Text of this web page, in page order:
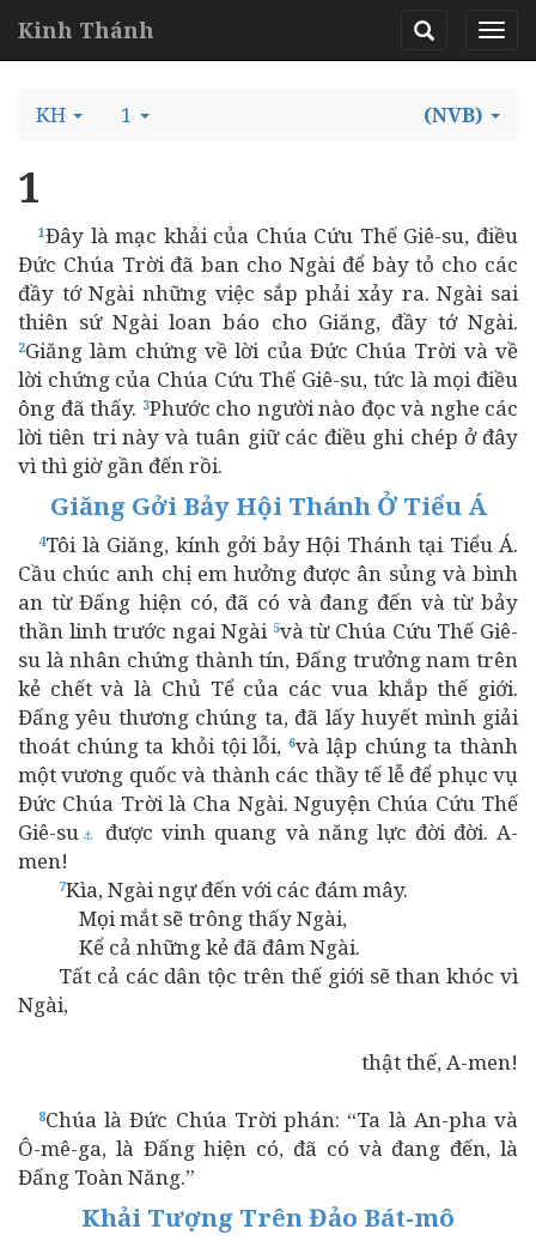
Kinh Thánh
KH 1 (NVB)
1
1Đây là mạc khải của Chúa Cứu Thế Giê-su, điều
Đức Chúa Trời đã ban cho Ngài để bày tỏ cho các
đầy tớ Ngài những việc sắp phải xảy ra. Ngài sai
thiên sứ Ngài loan báo cho Giăng, đầy tớ Ngài.
2Giăng làm chứng về lời của Đức Chúa Trời và về
lời chứng của Chúa Cứu Thế Giê-su, tức là mọi điều
ông đã thấy. 3Phước cho người nào đọc và nghe các
lời tiên tri này và tuân giữ các điều ghi chép ở đây
vì thì giờ gần đến rồi.
Giăng Gởi Bảy Hội Thánh Ở Tiểu Á
4Tôi là Giăng, kính gởi bảy Hội Thánh tại Tiểu Á.
Cầu chúc anh chị em hưởng được ân sủng và bình
an từ Đấng hiện có, đã có và đang đến và từ bảy
thần linh trước ngai Ngài 5và từ Chúa Cứu Thế Giê-
su là nhân chứng thành tín, Đấng trưởng nam trên
kẻ chết và là Chủ Tể của các vua khắp thế giới.
Đấng yêu thương chúng ta, đã lấy huyết mình giải
thoát chúng ta khỏi tội lỗi, 6và lập chúng ta thành
một vương quốc và thành các thầy tế lễ để phục vụ
Đức Chúa Trời là Cha Ngài. Nguyện Chúa Cứu Thế
Giê-su ⚓
được vinh quang và năng lực đời đời. A-
men!
7Kìa, Ngài ngự đến với các đám mây.
Mọi mắt sẽ trông thấy Ngài,
Kể cả những kẻ đã đâm Ngài.
Tất cả các dân tộc trên thế giới sẽ than khóc vì
Ngài,
thật thế, A-men!
8Chúa là Đức Chúa Trời phán: “Ta là An-pha và
Ô-mê-ga, là Đấng hiện có, đã có và đang đến, là
Đấng Toàn Năng.”
Khải Tượng Trên Đảo Bát-mô